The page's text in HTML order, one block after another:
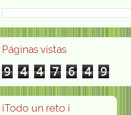
Páginas vistas
9 4 4 7 6 4 9
¡Todo un reto ¡